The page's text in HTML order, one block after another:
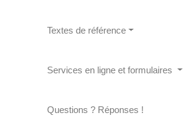
Textes de référence
Services en ligne et formulaires
Questions ? Réponses !